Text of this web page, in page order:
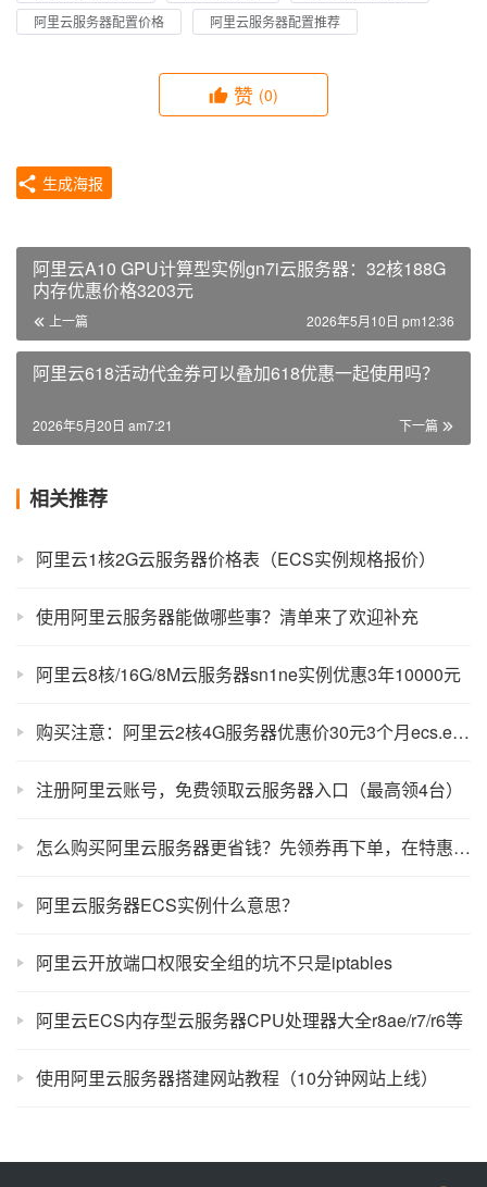
阿里云服务器配置价格
阿里云服务器配置推荐
赞 (0)
生成海报
阿里云A10 GPU计算型实例gn7i云服务器：32核188G
内存优惠价格3203元
上一篇 2026年5月10日 pm12:36
阿里云618活动代金券可以叠加618优惠一起使用吗？
下一篇
2026年5月20日 am7:21
相关推荐
阿里云1核2G云服务器价格表（ECS实例规格报价）
使用阿里云服务器能做哪些事？清单来了欢迎补充
阿里云8核/16G/8M云服务器sn1ne实例优惠3年10000元
购买注意：阿里云2核4G服务器优惠价30元3个月ecs.e-c1m2.large说明
注册阿里云账号，免费领取云服务器入口（最高领4台）
怎么购买阿里云服务器更省钱？先领券再下单，在特惠活动购买更划算！
阿里云服务器ECS实例什么意思？
阿里云开放端口权限安全组的坑不只是iptables
阿里云ECS内存型云服务器CPU处理器大全r8ae/r7/r6等
使用阿里云服务器搭建网站教程（10分钟网站上线）